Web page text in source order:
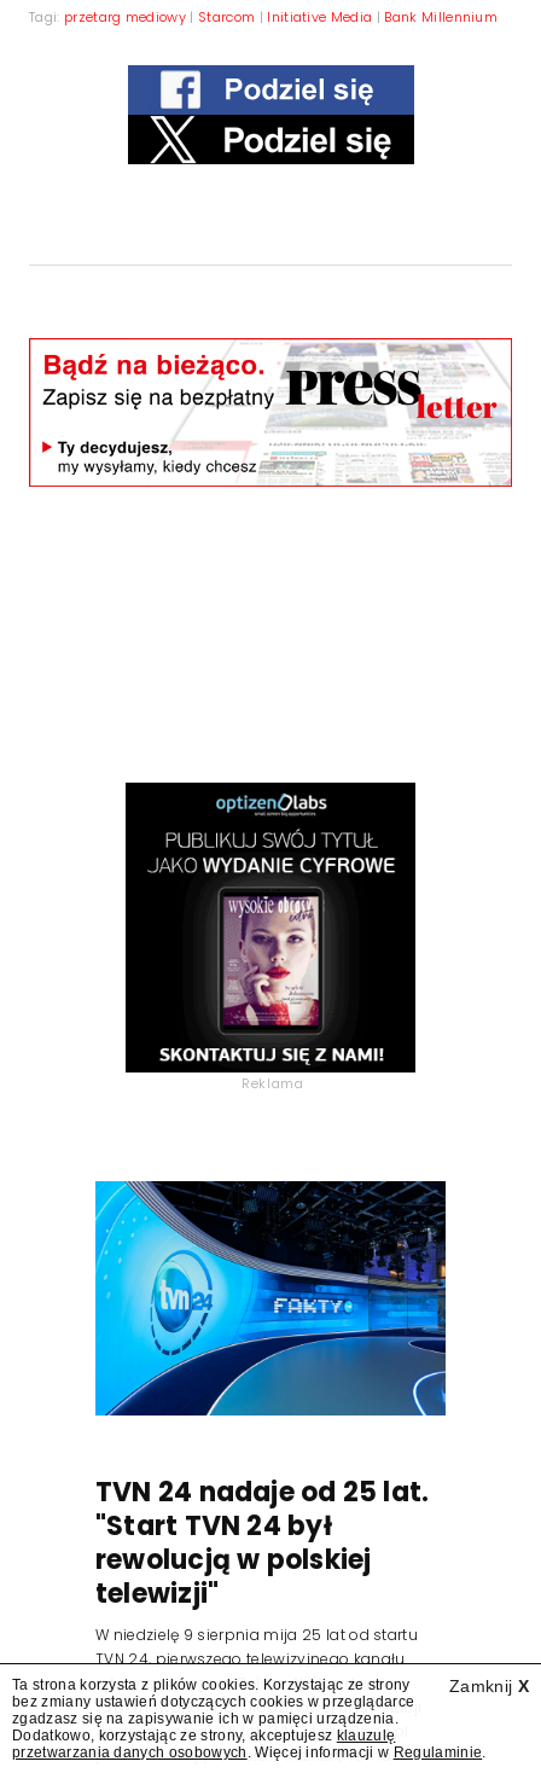
Tagi: przetarg mediowy | Starcom | Initiative Media | Bank Millennium
Reklama
TVN 24 nadaje od 25 lat.
"Start TVN 24 był
rewolucją w polskiej
telewizji"
W niedzielę 9 sierpnia mija 25 lat od startu
TVN 24, pierwszego telewizyjnego kanału
informacyjnego w Polsce. Na ten dzień
zaplanowano finał urodzinowej trasy stacji
"Jesteśmy stąd". 25 lat TVN 24 dla Press.pl
podsumowują Jarosław Kuźniar, Tomasz Lis i
Zamknij X
Ta strona korzysta z plików cookies. Korzystając ze strony
bez zmiany ustawień dotyczących cookies w przeglądarce
zgadzasz się na zapisywanie ich w pamięci urządzenia.
Dodatkowo, korzystając ze strony, akceptujesz klauzulę
przetwarzania danych osobowych . Więcej informacji w Regulaminie.